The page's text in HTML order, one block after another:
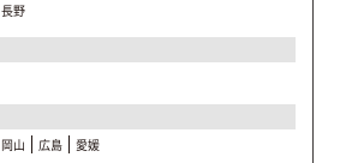
長野
岡山 広島 愛媛